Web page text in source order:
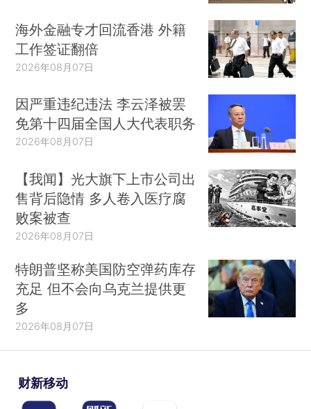
海外金融专才回流香港 外籍
工作签证翻倍
2026年08月07日
因严重违纪违法 李云泽被罢
免第十四届全国人大代表职务
2026年08月07日
【我闻】光大旗下上市公司出
售背后隐情 多人卷入医疗腐
败案被查
2026年08月07日
特朗普坚称美国防空弹药库存
充足 但不会向乌克兰提供更
多
2026年08月07日
财新移动